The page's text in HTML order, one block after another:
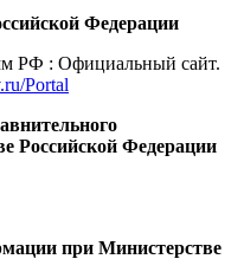
Федерации
РФ : Официальный сайт.
Portal
Российской Федерации
при Министерстве